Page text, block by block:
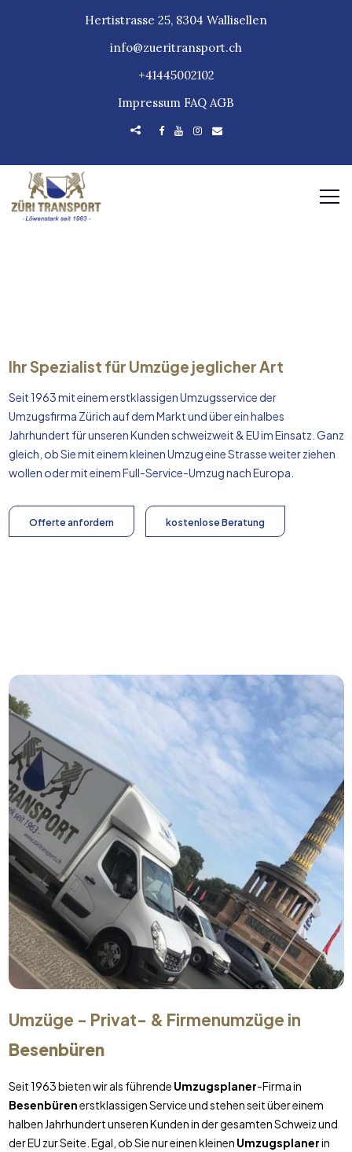
Hertistrasse 25, 8304 Wallisellen
info@zueritransport.ch
+41445002102
Impressum FAQ AGB
Ihr Spezialist für Umzüge jeglicher Art
Seit 1963 mit einem erstklassigen Umzugsservice der
Umzugsfirma Zürich auf dem Markt und über ein halbes
Jahrhundert für unseren Kunden schweizweit & EU im Einsatz. Ganz
gleich, ob Sie mit einem kleinen Umzug eine Strasse weiter ziehen
wollen oder mit einem Full-Service-Umzug nachEuropa
Offerte anfordern kostenlose Beratung
Umzüge - Privat- & Firmenumzüge in
Besenbüren
Seit 1963 bieten wir als führende Umzugsplaner-Firma in
Besenbürenerstklassigen Service und stehen seit über einem
halben Jahrhundert unseren Kunden in der gesamten Schweiz und
der EU zur Seite. Egal, ob Sie nur einen kleinen Umzugsplanerin